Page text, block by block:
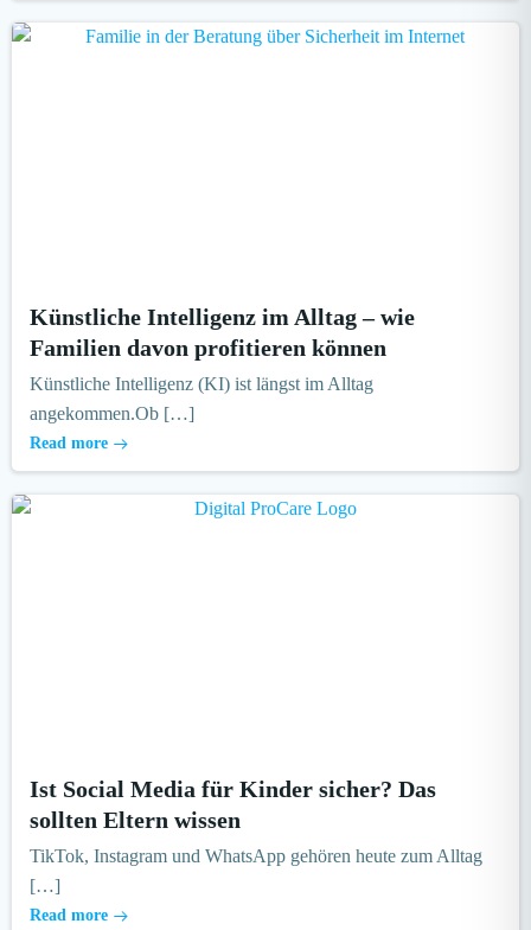
Künstliche Intelligenz im Alltag – wie
Familien davon profitieren können
Künstliche Intelligenz (KI) ist längst im Alltag
angekommen.Ob […]
Read more
Ist Social Media für Kinder sicher? Das
sollten Eltern wissen
TikTok, Instagram und WhatsApp gehören heute zum Alltag
[…]
Read more